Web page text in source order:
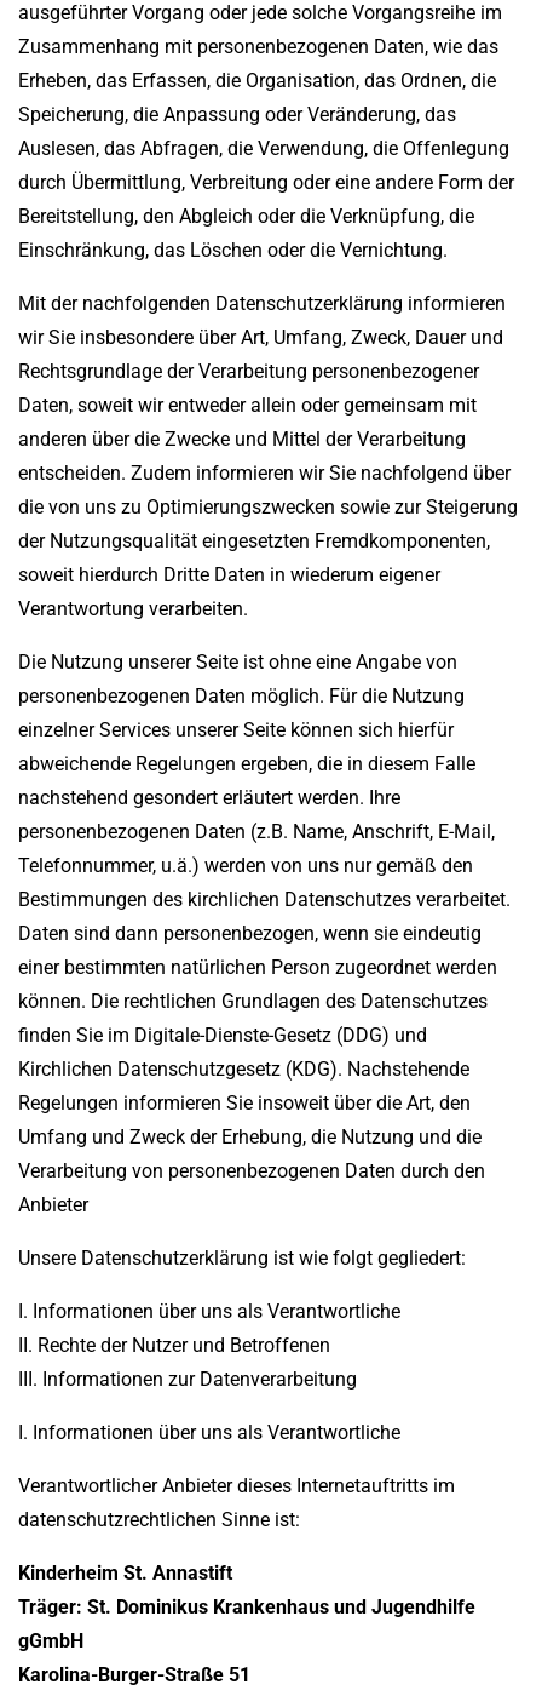
ausgeführter Vorgang oder jede solche Vorgangsreihe im
Zusammenhang mit personenbezogenen Daten, wie das
Erheben, das Erfassen, die Organisation, das Ordnen, die
Speicherung, die Anpassung oder Veränderung, das
Auslesen, das Abfragen, die Verwendung, die Offenlegung
durch Übermittlung, Verbreitung oder eine andere Form der
Bereitstellung, den Abgleich oder die Verknüpfung, die
Einschränkung, das Löschen oder die Vernichtung.
Mit der nachfolgenden Datenschutzerklärung informieren
wir Sie insbesondere über Art, Umfang, Zweck, Dauer und
Rechtsgrundlage der Verarbeitung personenbezogener
Daten, soweit wir entweder allein oder gemeinsam mit
anderen über die Zwecke und Mittel der Verarbeitung
entscheiden. Zudem informieren wir Sie nachfolgend über
die von uns zu Optimierungszwecken sowie zur Steigerung
der Nutzungsqualität eingesetzten Fremdkomponenten,
soweit hierdurch Dritte Daten in wiederum eigener
Verantwortung verarbeiten.
Die Nutzung unserer Seite ist ohne eine Angabe von
personenbezogenen Daten möglich. Für die Nutzung
einzelner Services unserer Seite können sich hierfür
abweichende Regelungen ergeben, die in diesem Falle
nachstehend gesondert erläutert werden. Ihre
personenbezogenen Daten (z.B. Name, Anschrift, E-Mail,
Telefonnummer, u.ä.) werden von uns nur gemäß den
Bestimmungen des kirchlichen Datenschutzes verarbeitet.
Daten sind dann personenbezogen, wenn sie eindeutig
einer bestimmten natürlichen Person zugeordnet werden
können. Die rechtlichen Grundlagen des Datenschutzes
finden Sie im Digitale-Dienste-Gesetz (DDG) und
Kirchlichen Datenschutzgesetz (KDG). Nachstehende
Regelungen informieren Sie insoweit über die Art, den
Umfang und Zweck der Erhebung, die Nutzung und die
Verarbeitung von personenbezogenen Daten durch den
Anbieter
Unsere Datenschutzerklärung ist wie folgt gegliedert:
I. Informationen über uns als Verantwortliche
II. Rechte der Nutzer und Betroffenen
III. Informationen zur Datenverarbeitung
I. Informationen über uns als Verantwortliche
Verantwortlicher Anbieter dieses Internetauftritts im
datenschutzrechtlichen Sinne ist:
Kinderheim St. Annastift
Träger: St. Dominikus Krankenhaus und Jugendhilfe
gGmbH
Karolina-Burger-Straße 51